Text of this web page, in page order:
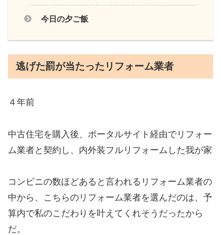
今日の夕ご飯
逃げた罰が当たったリフォーム業者
４年前
中古住宅を購入後、ポータルサイト経由でリフォー
ム業者と契約し、内外装フルリフォームした我が家
コンビニの数ほどあると言われるリフォーム業者の
中から、こちらのリフォーム業者を選んだのは、予
算内で私のこだわりを叶えてくれそうだったから
だ。